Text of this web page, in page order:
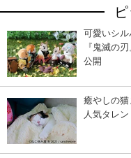
可愛いシ
『鬼滅の
公開
癒やしの猫
人気タレ